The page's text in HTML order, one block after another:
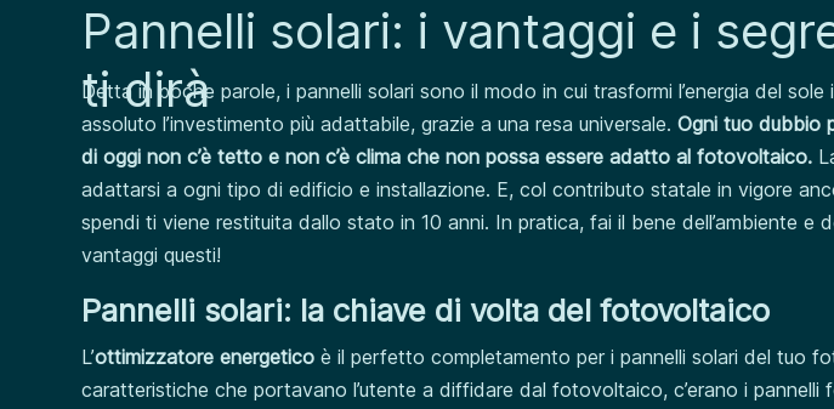
Pannelli solari: i vantaggi e i
ti dirà
Detta in poche parole, i pannelli solari sono il modo in cui trasformi l’energia del
assoluto l’investimento più adattabile, grazie a una resa universale.Ogni tuo dubbio
di oggi non c’è tetto e non c’è clima che non possa essere adatto al fotovoltaico.
adattarsi a ogni tipo di edificio e installazione. E, col contributo statale in vigore
spendi ti viene restituita dallo stato in 10 anni. In pratica, fai il bene dell’ambiente e
vantaggi questi!
Pannelli solari: la chiave di volta delfotovoltaico
L’ottimizzatore energetico è il perfetto completamento per i pannelli solari del tuo
caratteristiche che portavano l’utente a diffidare dal fotovoltaico, c’erano i